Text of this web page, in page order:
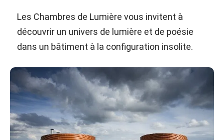
Les Chambres de Lumière vous invitent à
découvrir un univers de lumière et de poésie
dans un bâtiment à la configuration insolite.